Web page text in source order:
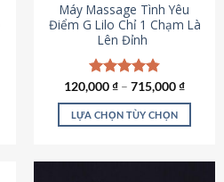
Máy Massage Tình Yêu
Điểm G Lilo Chỉ 1 Chạm Là
Lên Đỉnh
Được xếp
hạng4.85
5 sao
120,000₫ – 715,000₫
LỰA CHỌN TÙY CHỌN